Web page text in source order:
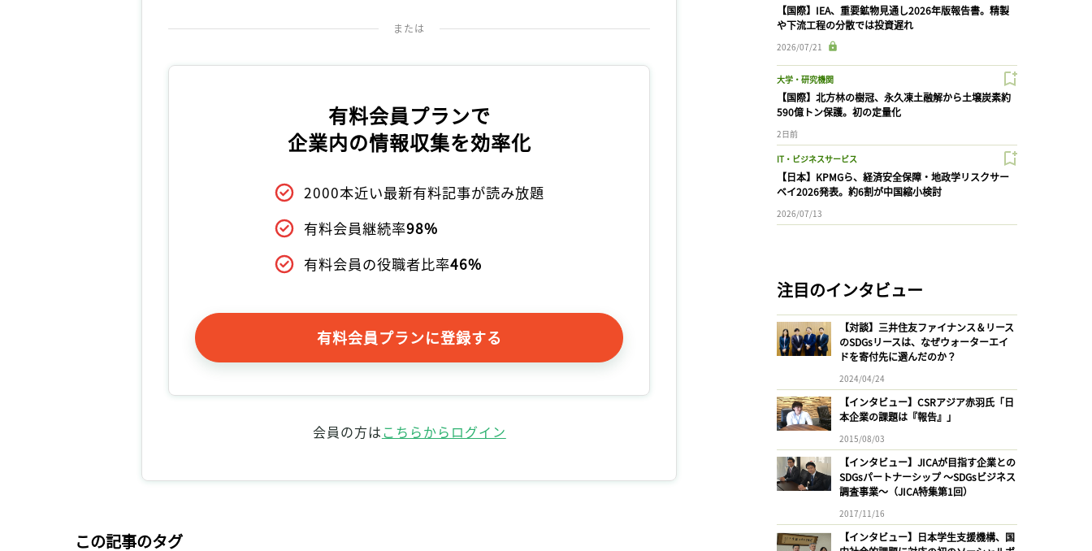
または
有料会員プランで
企業内の情報収集を効率化
2000本近い最新有料記事が読み放題
有料会員継続率98%
有料会員の役職者比率46%
有料会員プランに登録する
会員の方はこちらからログイン
この記事のタグ
【国際】IEA、重要鉱物見通し2026年版報告書。精製
や下流工程の分散では投資遅れ
2026/07/21
大学・研究機関
【国際】北方林の樹冠、永久凍土融解から土壌炭素約
590億トン保護。初の定量化
2日前
IT・ビジネスサービス
【日本】KPMGら、経済安全保障・地政学リスクサー
ベイ2026発表。約6割が中国縮小検討
2026/07/13
注目のインタビュー
【対談】三井住友ファイナンス＆リース
のSDGsリースは、なぜウォーターエイ
ドを寄付先に選んだのか？
2024/04/24
【インタビュー】CSRアジア赤羽氏「日
本企業の課題は『報告』」
2015/08/03
【インタビュー】JICAが目指す企業との
SDGsパートナーシップ 〜SDGsビジネス
調査事業〜（JICA特集第1回）
2017/11/16
【インタビュー】日本学生支援機構、国